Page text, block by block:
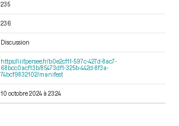
235
236
Discussion
https://iiif.persee.fr/b0e2cf11-597c-427d-8ac7-
68bcc0acf13b/85473df1-325b-442d-8f3a-
74bcf9832102/manifest
10 octobre 2024 à 23:24